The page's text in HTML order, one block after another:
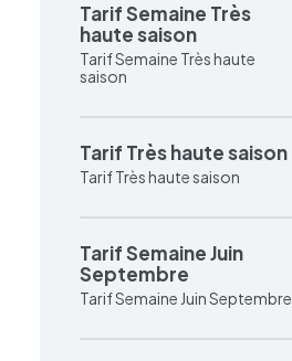
Tarif Semaine Très
haute saison
Tarif Semaine Très haute
saison
Tarif Très haute saison
Tarif Très haute saison
Tarif Semaine Juin
Septembre
Tarif Semaine Juin Septembre